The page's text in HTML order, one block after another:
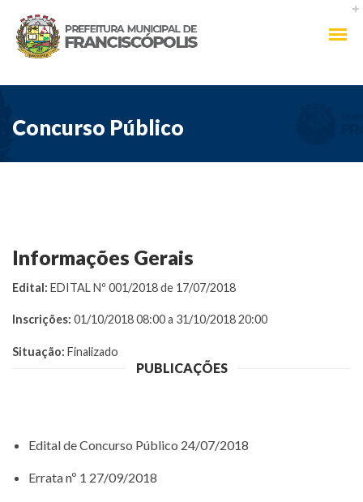
Concurso Público
Informações Gerais
Edital: EDITAL Nº 001/2018 de 17/07/2018
Inscrições: 01/10/2018 08:00 a 31/10/2018 20:00
Situação: Finalizado
PUBLICAÇÕES
Edital de Concurso Público 24/07/2018
Errata nº 1 27/09/2018